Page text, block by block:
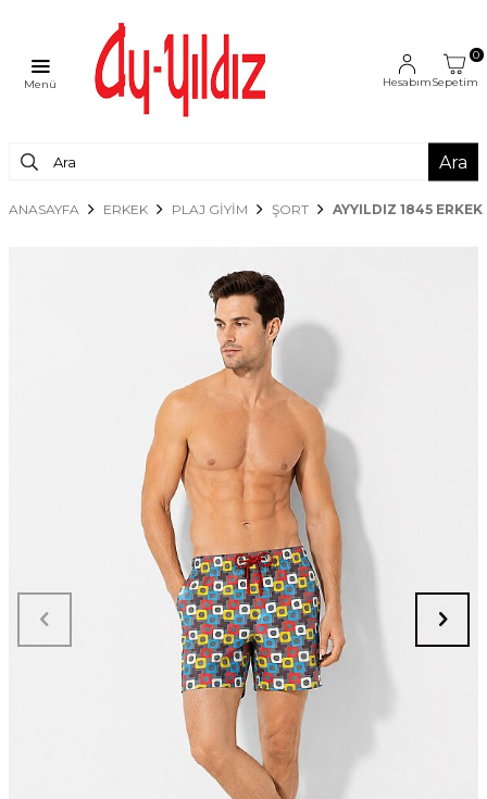
Menü Hesabım
0
Sepetim
Ara
ANASAYFA ERKEK PLAJ GİYİM ŞORT AYYILDIZ 1845